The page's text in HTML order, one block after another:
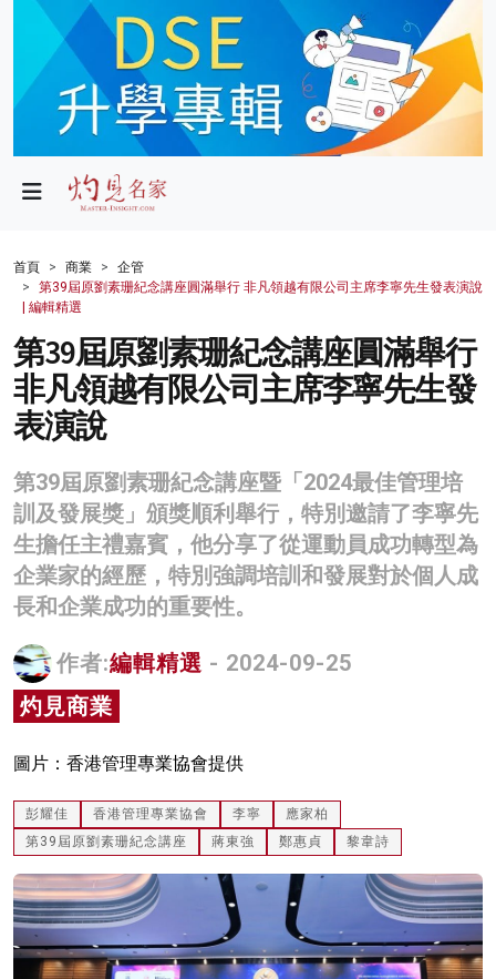
政局
財經
生活
健康
商業
科技
影片
名家榜
灼見活動
關於我們
首頁 商業
企管
第39屆原劉素珊紀念講座圓滿舉行 非凡領越有限公司主席李寧先生發表演說
| 編輯精選
第39屆原劉素珊紀念講座圓滿舉行
非凡領越有限公司主席李寧先生發
表演說
第39屆原劉素珊紀念講座暨「2024最佳管理培
訓及發展獎」頒獎順利舉行，特別邀請了李寧先
生擔任主禮嘉賓，他分享了從運動員成功轉型為
企業家的經歷，特別強調培訓和發展對於個人成
長和企業成功的重要性。
作者:編輯精選 - 2024-09-25
灼見商業
圖片：香港管理專業協會提供
彭耀佳 香港管理專業協會 李寧
應家柏
第39屆原劉素珊紀念講座
蔣東強 鄭惠貞 黎韋詩